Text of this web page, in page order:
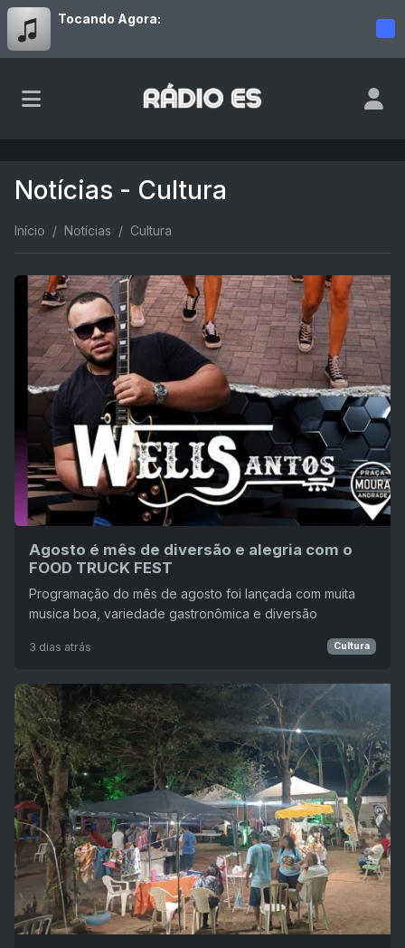
Tocando Agora:
Notícias - Cultura
Início Notícias Cultura
Agosto é mês de diversão e alegria com o
FOOD TRUCK FEST
Programação do mês de agosto foi lançada com muita
musica boa, variedade gastronômica e diversão
3 dias atrás Cultura